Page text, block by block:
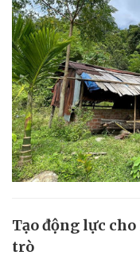
Tạo động lực
trò